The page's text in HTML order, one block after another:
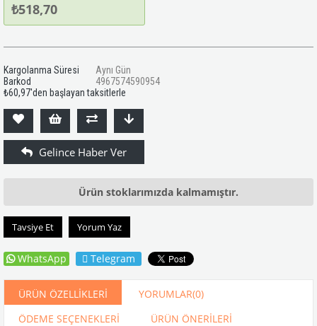
₺518,70
Kargolanma Süresi
Aynı Gün
Barkod
4967574590954
₺60,97'den başlayan taksitlerle
Ürün stoklarımızda kalmamıştır.
Tavsiye Et Yorum Yaz
WhatsApp Telegram
ÜRÜN ÖZELLIKLERI YORUMLAR(0)
ÖDEME SEÇENEKLERI
ÜRÜN ÖNERILERI